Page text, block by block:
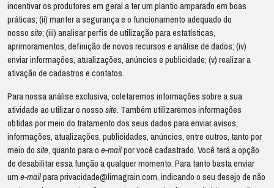
incentivar os produtores em geral a ter um plantio amparado em boas
práticas; (ii) manter a segurança e o funcionamento adequado do
nossosite; (iii) analisar perfis de utilização para estatísticas,
aprimoramentos, definição de novos recursos e análise de dados; (iv)
enviar informações, atualizações, anúncios e publicidade; (v) realizar a
ativação de cadastros e contatos.
Para nossa análise exclusiva, coletaremos informações sobre a sua
atividade ao utilizar o nossosite. Também utilizaremos informações
obtidas por meio do tratamento dos seus dados para enviar avisos,
informações, atualizações, publicidades, anúncios, entre outros, tanto por
meio dosite, quanto para oe-mailpor você cadastrado. Você terá a opção
de desabilitar essa função a qualquer momento. Para tanto basta enviar
ume-mailparaprivacidade@limagrain.com, indicando o seu desejo de não